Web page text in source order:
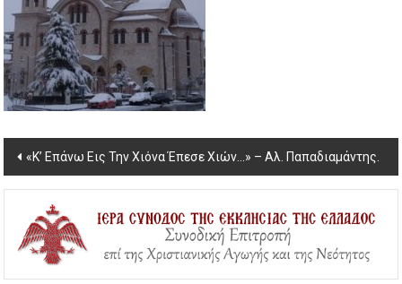
Post
navigation
«Κ’ Επάνω Εις Την Χιόνα Έπεσε Χιών…» – Αλ. Παπαδιαμάντης.